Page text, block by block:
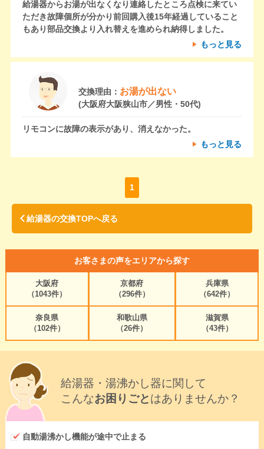
給湯器からお湯が出なくなり連絡したところ点検に来てい
ただき故障個所が分かり前回購入後15年経過していること
もあり部品交換より入れ替えを進められ納得しました。
もっと見る
交換理由： お湯が出ない
(大阪府大阪狭山市／男性・50代)
リモコンに故障の表示があり、消えなかった。
もっと見る
1
給湯器の交換TOPへ戻る
お客さまの声をエリアから探す
大阪府
（1043件）
京都府
（296件）
兵庫県
（642件）
奈良県
（102件）
和歌山県
（26件）
滋賀県
（43件）
給湯器・湯沸かし器に関して
こんなお困りごとはありませんか？
自動湯沸かし機能が途中で止まる